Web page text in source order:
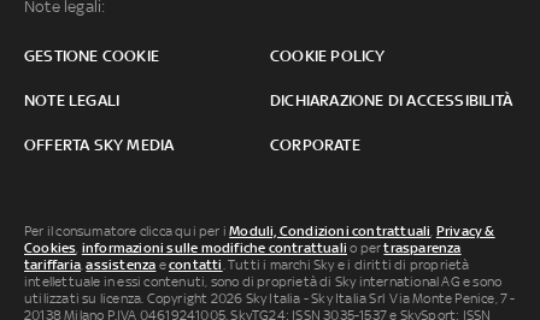
Note legali:
GESTIONE COOKIE COOKIE POLICY
NOTE LEGALI DICHIARAZIONE DI ACCESSIBILITÀ
OFFERTA SKY MEDIA CORPORATE
Per il consumatore clicca qui per iModuli, Condizioni contrattuali Privacy &
Cookies informazioni sulle modifiche contrattuali o pertrasparenza
tariffaria ,assistenza econtatti . Tutti i marchi Sky e i diritti di proprietà
intellettuale in essi contenuti, sono di proprietà di Sky international AG e sono
utilizzati su licenza. Copyright 2026 Sky Italia - Sky Italia Srl Via Monte Penice, 7 -
20138 Milano P.IVA 04619241005. SkyTG24: ISSN 3035-1537 e SkySport: ISSN